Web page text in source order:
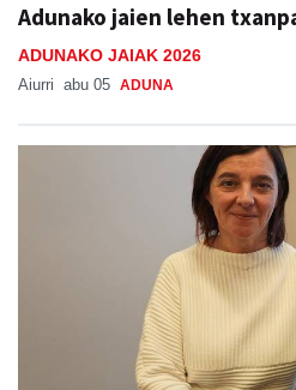
Adunako jaien lehen
ADUNAKO JAIAK 2026
Aiurri abu 05 ADUNA